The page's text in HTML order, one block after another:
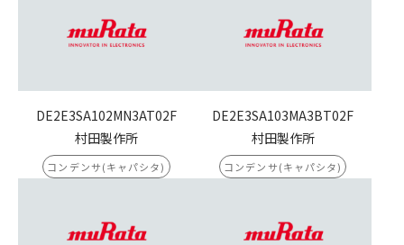
DE2E3SA102MN3AT02F
村田製作所
コンデンサ(キャパシタ)
DE2E3SA103MA3BT02F
村田製作所
コンデンサ(キャパシタ)